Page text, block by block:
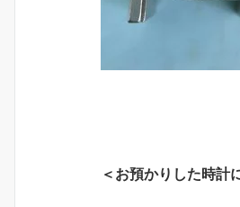
＜お預かりした時計